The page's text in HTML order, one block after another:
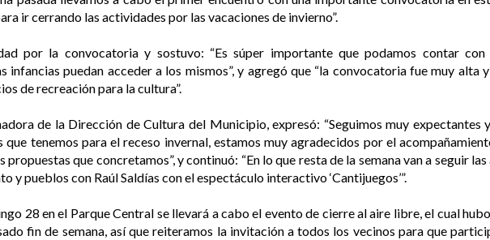
ir cerrando las actividades por las vacaciones de invierno”.
por la convocatoria y sostuvo: “Es súper importante que podamos contar con
puedan acceder a los mismos”, y agregó que “la convocatoria fue muy alta
de recreación para la cultura”.
de la Dirección de Cultura del Municipio, expresó: “Seguimos muy expectantes
tenemos para el receso invernal, estamos muy agradecidos por el
propuestas que concretamos”, y continuó: “En lo que resta de la semana van a seguir
y pueblos con Raúl Saldías con el espectáculo interactivo ‘Cantijuegos’”.
28 en el Parque Central se llevará a cabo el evento de cierre al aire libre, el cual
fin de semana, así que reiteramos la invitación a todos los vecinos para que